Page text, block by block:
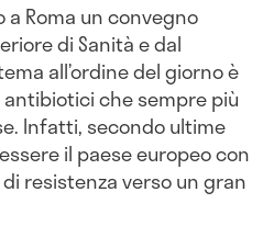
a Roma un convegno
di Sanità e dal
all’ordine del giorno è
che sempre più
Infatti, secondo ultime
il paese europeo con
resistenza verso un gran